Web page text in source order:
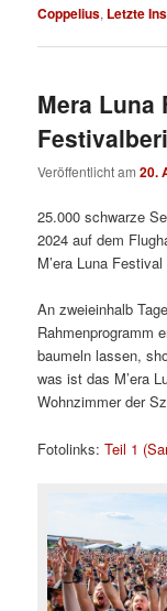
Coppelius, Letzte
Mera Luna
Veröffentlicht am20.
25.000 schwarze
2024 auf dem
M’era Luna
An zweieinhalb
Rahmenprogramm
baumeln lassen,
was ist das M’era
Wohnzimmer der
Fotolinks:Teil 1